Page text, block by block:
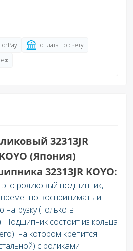
оплата по счету
32313JR
(Япония)
32313JR KOYO:
роликовый подшипник,
воспринимать и
(только в
Подшипник состоит из кольца
на котором крепится
с роликами